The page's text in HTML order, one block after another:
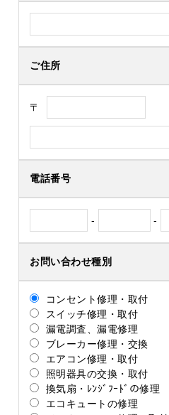
ご住所
〒
電話番号
- -
お問い合わせ種別
コンセント修理・取付
スイッチ修理・取付
漏電調査、漏電修理
ブレーカー修理・交換
エアコン修理・取付
照明器具の交換・取付
換気扇・ﾚﾝｼﾞﾌｰﾄﾞの修理
エコキュートの修理